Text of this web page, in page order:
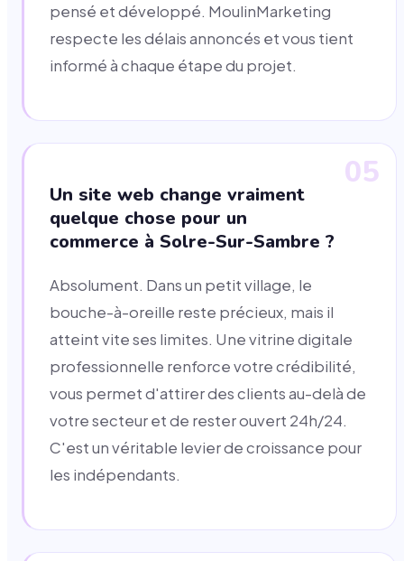
pensé et développé. MoulinMarketing
respecte les délais annoncés et vous tient
informé à chaque étape du projet.
05
Un site web change vraiment
quelque chose pour un
commerce à Solre-Sur-Sambre ?
Absolument. Dans un petit village, le
bouche-à-oreille reste précieux, mais il
atteint vite ses limites. Une vitrine digitale
professionnelle renforce votre crédibilité,
vous permet d'attirer des clients au-delà de
votre secteur et de rester ouvert 24h/24.
C'est un véritable levier de croissance pour
les indépendants.